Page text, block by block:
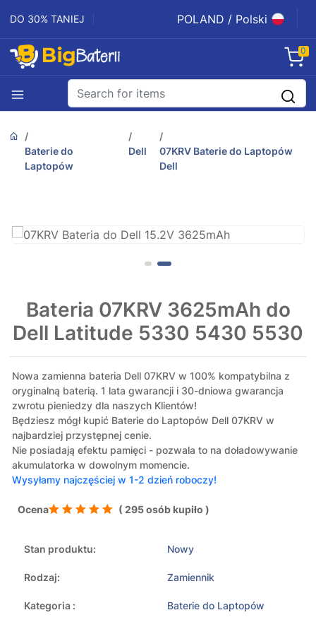
DO 30% TANIEJ POLAND / Polski
0
Baterie do
Laptopów
Dell
07KRV Baterie do Laptopów
Dell
Bateria 07KRV 3625mAh do
Dell Latitude 5330 5430 5530
Nowa zamienna bateria Dell 07KRV w 100% kompatybilna z
oryginalną baterią. 1 lata gwarancji i 30-dniowa gwarancja
zwrotu pieniedzy dla naszych Klientów!
Będziesz mógł kupić Baterie do Laptopów Dell 07KRV w
najbardziej przystępnej cenie.
Nie posiadają efektu pamięci - pozwala to na doładowywanie
akumulatorka w dowolnym momencie.
Wysyłamy najczęściej w 1-2 dzień roboczy!
Ocena ( 295 osób kupiło )
Stan produktu: Nowy
Rodzaj: Zamiennik
Kategoria : Baterie do Laptopów